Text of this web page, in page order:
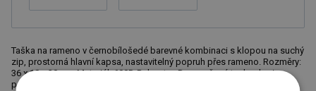
Taška na rameno v černobílošedé barevné kombinaci s klopou na suchý
zip, prostorná hlavní kapsa, nastavitelný popruh přes rameno. Rozměry:
36 x 10 x 30 cm. Materiál: 600D Polyester. Doporučená technologie
potisku: sítotisk S2.